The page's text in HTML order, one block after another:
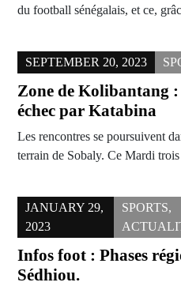
du football sénégalais, et ce,
SEPTEMBER 20, 2023
Zone de Kolibantang
échec par Katabina
Les rencontres se poursuivent
terrain de Sobaly. Ce Mardi
JANUARY 29,
2023
SPORTS,
Infos foot : Phases
Sédhiou.